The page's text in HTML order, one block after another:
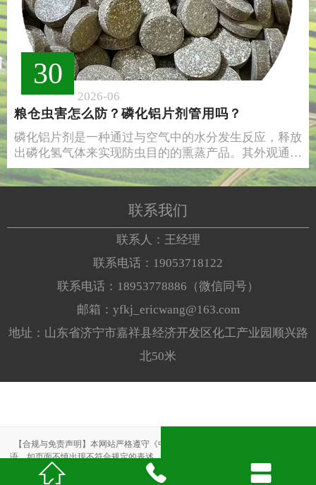
2026-06
30
粮仓虫害怎么防？磷化铝片剂管用吗？
磷化铝片剂是一种通过与空气中的水分发生反应，释放
出磷化氢气体来实现防虫目的的熏蒸产品。其外观通常
为灰黑色或灰绿色片剂，在干燥环境下较为稳定，一旦
接触潮湿空气便会迅速分解产生气体。这种气体具有较
强的扩散和渗透能力，能够深入货物内部，从而达到覆
联系我们
联系人：王经理
联系电话：19053718122
联系电话：18953778886（微信同号）
邮箱：yfkj_ericwang@163.com
地址：山东省济宁市嘉祥县经济开发区化工产业园顺兴路
北50米
  
【合规与免责声明】本网站严格遵守《中华人民共和国广告法》，尽力规范用
语。如页面不慎出现不符合规定的表述，敬请联系我们，将立即更正；相关内容
仅供参考，不构成交易依据。